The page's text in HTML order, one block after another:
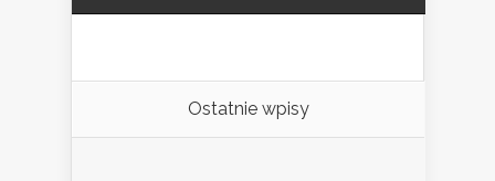
Ostatnie wpisy